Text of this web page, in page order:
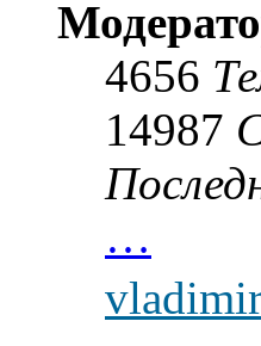
4656
14987
…